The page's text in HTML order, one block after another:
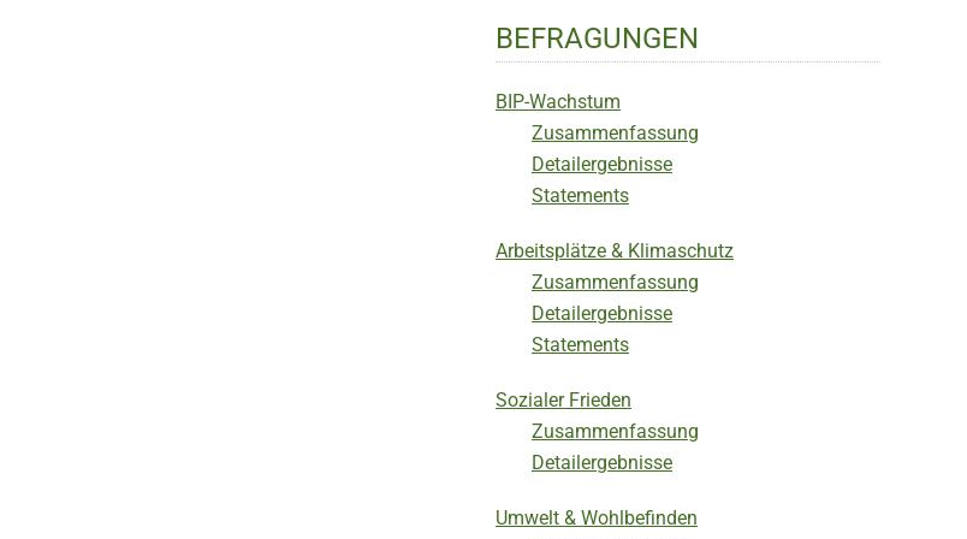
BEFRAGUNGEN
BIP-Wachstum
Zusammenfassung
Detailergebnisse
Statements
Arbeitsplätze & Klimaschutz
Zusammenfassung
Detailergebnisse
Statements
Sozialer Frieden
Zusammenfassung
Detailergebnisse
Umwelt & Wohlbefinden